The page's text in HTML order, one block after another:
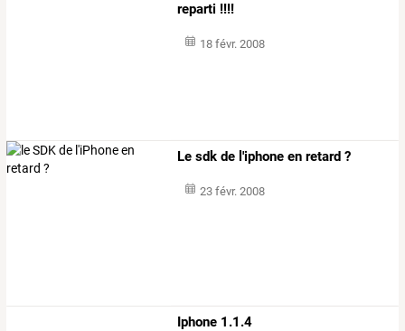
reparti !!!!
18 févr. 2008
Le sdk de l'iphone en retard ?
23 févr. 2008
Iphone 1.1.4